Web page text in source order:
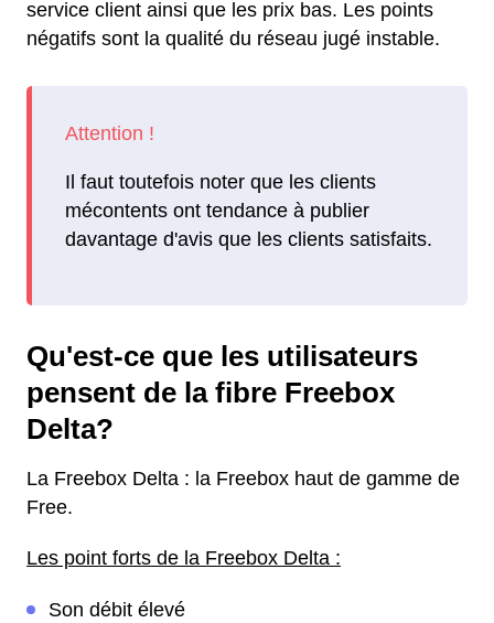
service client ainsi que les prix bas. Les points
négatifs sont la qualité du réseau jugé instable.
Il faut toutefois noter que les clients
mécontents ont tendance à publier
davantage d'avis que les clients satisfaits.
Qu'est-ce que les utilisateurs
pensent de la fibre Freebox
Delta?
La Freebox Delta : la Freebox haut de gamme de
Free.
Les point forts de la Freebox Delta :
Son débit élevé